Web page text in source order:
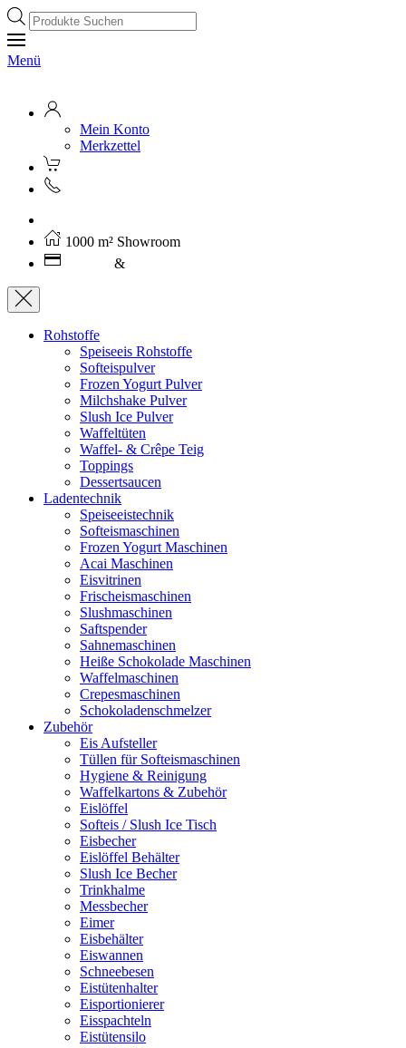
Products
search
Menü
Mein Konto
Merkzettel
1000 m² Showroom
&
Rohstoffe
Speiseeis Rohstoffe
Softeispulver
Frozen Yogurt Pulver
Milchshake Pulver
Slush Ice Pulver
Waffeltüten
Waffel- & Crêpe Teig
Toppings
Dessertsaucen
Ladentechnik
Speiseeistechnik
Softeismaschinen
Frozen Yogurt Maschinen
Acai Maschinen
Eisvitrinen
Frischeismaschinen
Slushmaschinen
Saftspender
Sahnemaschinen
Heiße Schokolade Maschinen
Waffelmaschinen
Crepesmaschinen
Schokoladenschmelzer
Zubehör
Eis Aufsteller
Tüllen für Softeismaschinen
Hygiene & Reinigung
Waffelkartons & Zubehör
Eislöffel
Softeis / Slush Ice Tisch
Eisbecher
Eislöffel Behälter
Slush Ice Becher
Trinkhalme
Messbecher
Eimer
Eisbehälter
Eiswannen
Schneebesen
Eistütenhalter
Eisportionierer
Eisspachteln
Eistütensilo